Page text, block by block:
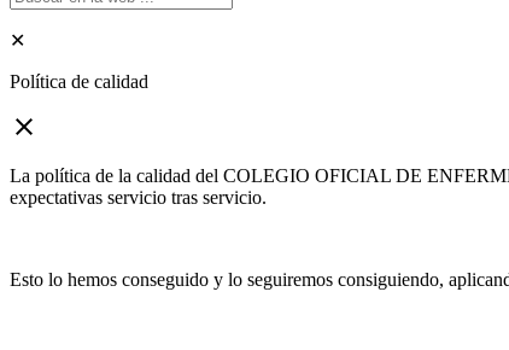
✕
Política de calidad
close
La política de la calidad del COLEGIO OFICIAL DE
expectativas servicio tras servicio.
Esto lo hemos conseguido y lo seguiremos consiguiendo,